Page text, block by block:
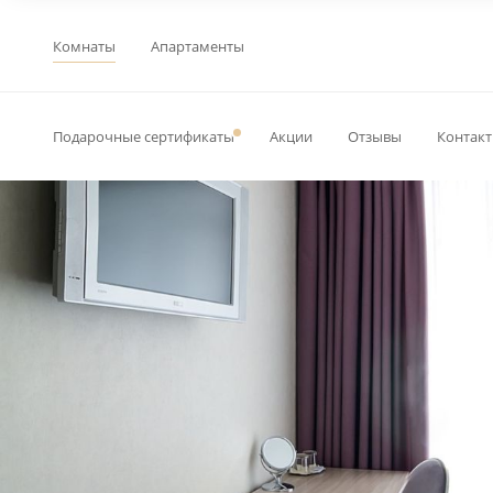
Комнаты Апартаменты
Подарочные сертификаты Акции Отзывы